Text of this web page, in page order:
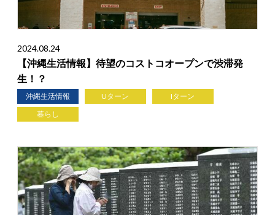
2024.08.24
【沖縄生活情報】待望のコストコオープンで渋滞発
生！？
沖縄生活情報 Uターン
Iターン
暮らし